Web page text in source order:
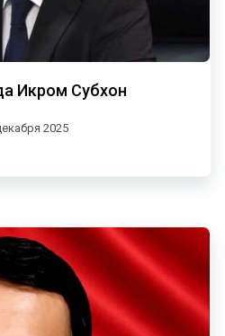
Икром Субхон
2025